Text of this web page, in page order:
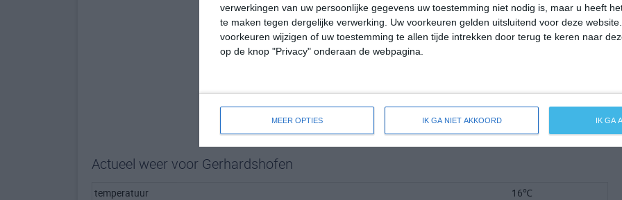
verwerkingen van uw persoonlijke gegevens uw toestemming niet nodig is, maar u heeft
te maken tegen dergelijke verwerking. Uw voorkeuren gelden uitsluitend voor deze
voorkeuren wijzigen of uw toestemming te allen tijde intrekken door terug te keren naar
op de knop "Privacy" onderaan de webpagina.
MEER OPTIES IK GA NIET AKKOORD IK GA
Actueel weer voor Gerhardshofen
temperatuur
16℃